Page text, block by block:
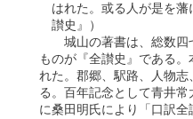
はれた。或る人が是を藩
讃史』）
城山の著書は、総数四七
ものが『全讃史』である。
れた。郡郷、駅路、人物志
る。百年記念として青井常
に桑田明氏により「口訳全